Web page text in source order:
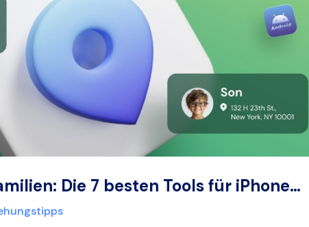
Die 7 besten Tools für iPhone…